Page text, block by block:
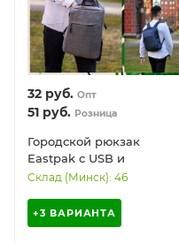
32 руб. Опт
51 руб. Розница
Городской рюкзак
Eastpak с USB и
отделением для ноутбука
Склад (Минск): 46
+3 ВАРИАНТА